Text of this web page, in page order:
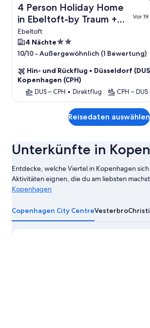
4 Person Holiday Home
in Ebeltoft-by Traum +
Flug
Ebeltoft
Vor
4 Nächte2.0-
Sterne-
10/10 - Außergewöhnlich (1 Bewertung)
Hin- und Rückflug • Düsseldorf
Kopenhagen (CPH)
DUS – CPH • Direktflug CPH – DUS
Reisedaten auswählen
Unterkünfte in
Entdecke, welche Viertel in Kopenhagen
Aktivitäten eignen, die du am liebsten
Kopenhagen
zu
Kopenhagen
Copenhagen City CentreVesterbro